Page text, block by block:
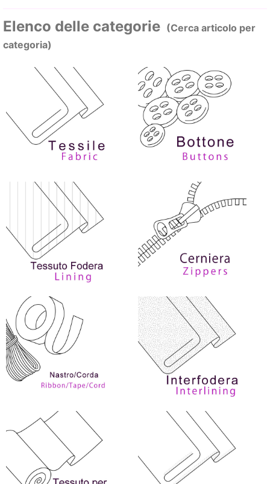
Elenco delle categorie (Cerca articolo per
categoria)